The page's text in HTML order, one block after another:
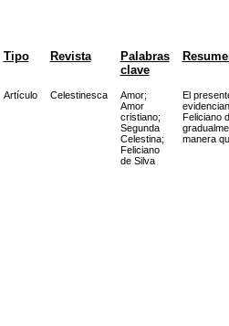
Tipo Revista
Palabras
clave
Artículo Celestinesca Amor;
Amor
cristiano;
Segunda
Celestina;
Feliciano
de Silva
El
Feliciano
manera